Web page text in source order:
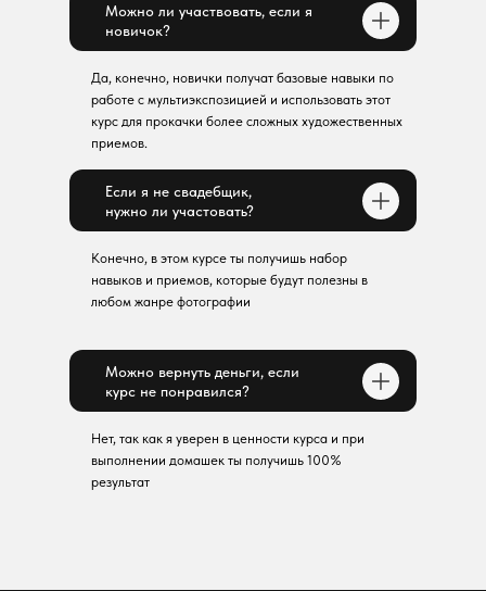
Можно ли участвовать, если я
новичок?
Да, конечно, новички получат базовые навыки по
работе с мультиэкспозицией и использовать этот
курс для прокачки более сложных художественных
приемов.
Если я не свадебщик,
нужно ли участовать?
Конечно, в этом курсе ты получишь набор
навыков и приемов, которые будут полезны в
любом жанре фотографии
Можно вернуть деньги, если
курс не понравился?
Нет, так как я уверен в ценности курса и при
выполнении домашек ты получишь 100%
результат